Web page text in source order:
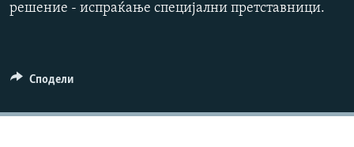
решение - испраќање специјални претставници.
Сподели